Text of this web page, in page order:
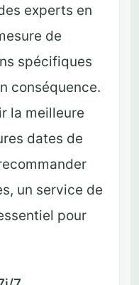
experts en
de
spécifiques
conséquence.
la meilleure
dates de
un service de
pour